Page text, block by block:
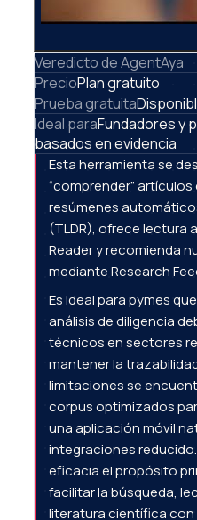
Veredicto de AgentAya
PrecioPlan gratuito
Prueba gratuita
Ideal paraFundadores y
basados en evidencia
Esta herramienta se
“comprender”
resúmenes
(TLDR), ofrece lectura
Reader y recomienda
mediante Research
Es ideal para pymes
análisis de diligencia
técnicos en sectores
mantener la
limitaciones se
corpus optimizados
una aplicación móvil
integraciones
eficacia el propósito
facilitar la búsqueda,
literatura científica con